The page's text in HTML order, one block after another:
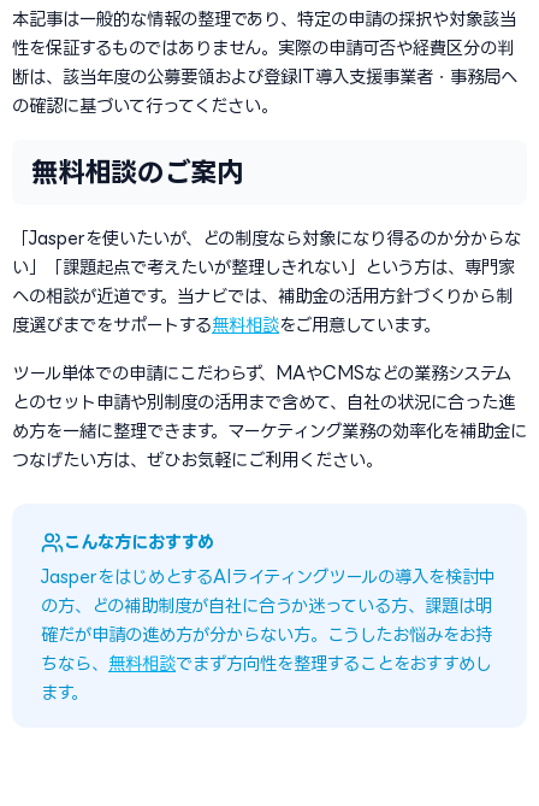
本記事は一般的な情報の整理であり、特定の申請の採択や対象該当
性を保証するものではありません。実際の申請可否や経費区分の判
断は、該当年度の公募要領および登録IT導入支援事業者・事務局へ
の確認に基づいて行ってください。
無料相談のご案内
「Jasperを使いたいが、どの制度なら対象になり得るのか分からな
い」「課題起点で考えたいが整理しきれない」という方は、専門家
への相談が近道です。当ナビでは、補助金の活用方針づくりから制
度選びまでをサポートする無料相談をご用意しています。
ツール単体での申請にこだわらず、MAやCMSなどの業務システム
とのセット申請や別制度の活用まで含めて、自社の状況に合った進
め方を一緒に整理できます。マーケティング業務の効率化を補助金に
つなげたい方は、ぜひお気軽にご利用ください。
こんな方におすすめ
JasperをはじめとするAIライティングツールの導入を検討中
の方、どの補助制度が自社に合うか迷っている方、課題は明
確だが申請の進め方が分からない方。こうしたお悩みをお持
ちなら、 無料相談でまず方向性を整理することをおすすめし
ます。